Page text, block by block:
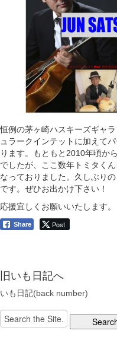
恒例の茅ヶ崎ハスキーズギャ
ュラークインテットに加えて
ります。もともと2010年頃か
でしたが、ここ数年トミタく
なっておりました。久しぶり
です。ぜひお出かけ下さい！
応援宜しくお願いいたします。
Share Post
旧いも日記へ
いも日記(back number)
Search
for: